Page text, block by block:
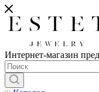
Интернет-магазин